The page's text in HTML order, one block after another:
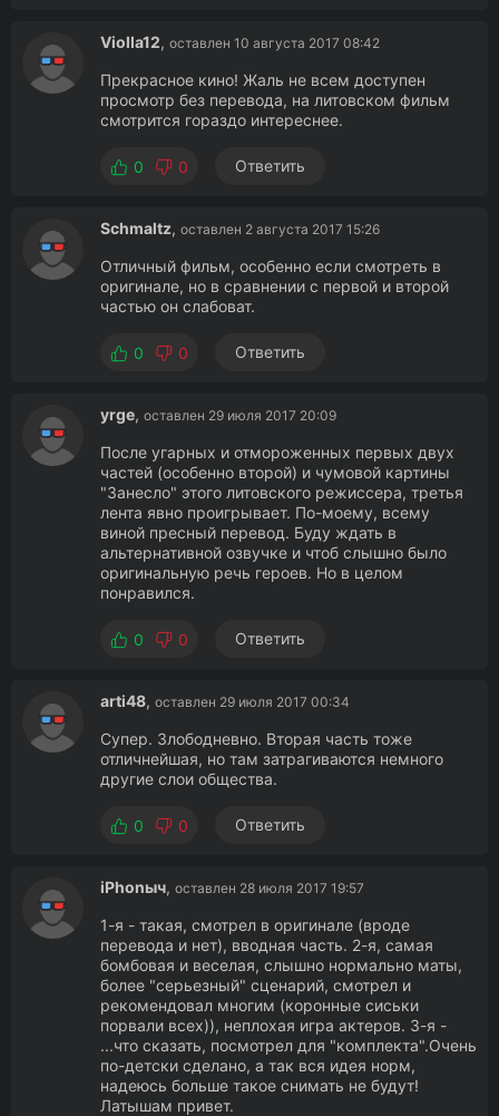
Violla12, оставлен 10 августа 2017 08:42
Прекрасное кино! Жаль не всем доступен
просмотр без перевода, на литовском фильм
смотрится гораздо интереснее.
0 0 Ответить
Schmaltz, оставлен 2 августа 2017 15:26
Отличный фильм, особенно если смотреть в
оригинале, но в сравнении с первой и второй
частью он слабоват.
0 0 Ответить
yrge, оставлен 29 июля 2017 20:09
После угарных и отмороженных первых двух
частей (особенно второй) и чумовой картины
"Занесло" этого литовского режиссера, третья
лента явно проигрывает. По-моему, всему
виной пресный перевод. Буду ждать в
альтернативной озвучке и чтоб слышно было
оригинальную речь героев. Но в целом
понравился.
0 0 Ответить
arti48, оставлен 29 июля 2017 00:34
Супер. Злободневно. Вторая часть тоже
отличнейшая, но там затрагиваются немного
другие слои общества.
0 0 Ответить
iPhonыч, оставлен 28 июля 2017 19:57
1-я - такая, смотрел в оригинале (вроде
перевода и нет), вводная часть. 2-я, самая
бомбовая и веселая, слышно нормально маты,
более "серьезный" сценарий, смотрел и
рекомендовал многим (коронные сиськи
порвали всех)), неплохая игра актеров. 3-я -
...что сказать, посмотрел для "комплекта".Очень
по-детски сделано, а так вся идея норм,
надеюсь больше такое снимать не будут!
Латышам привет.